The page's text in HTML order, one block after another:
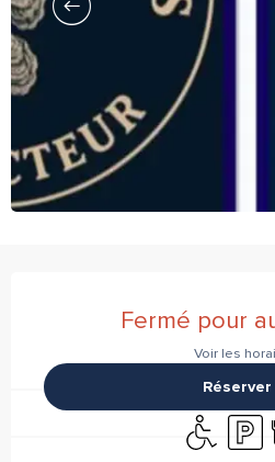
Ouverture etFermé pour
Voir les
Réserver
Accès